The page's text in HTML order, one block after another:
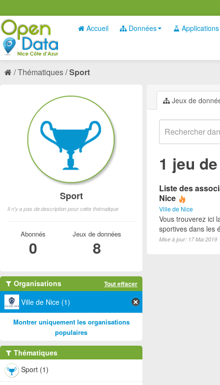
Accueil Données Applications
Thématiques Sport
Jeux de
1 jeu
Liste des
Nice
Ville de Nice
Vous trouverez ici
sportives dans les
Mise à jour: 17 Mai 2019
Sport
Il n'y a pas de description pour cette thématique
Abonnés
0
Jeux de données
8
Organisations Tout effacer
Ville de Nice (1)
Montrer uniquement les organisations
populaires
Thématiques
Sport (1)